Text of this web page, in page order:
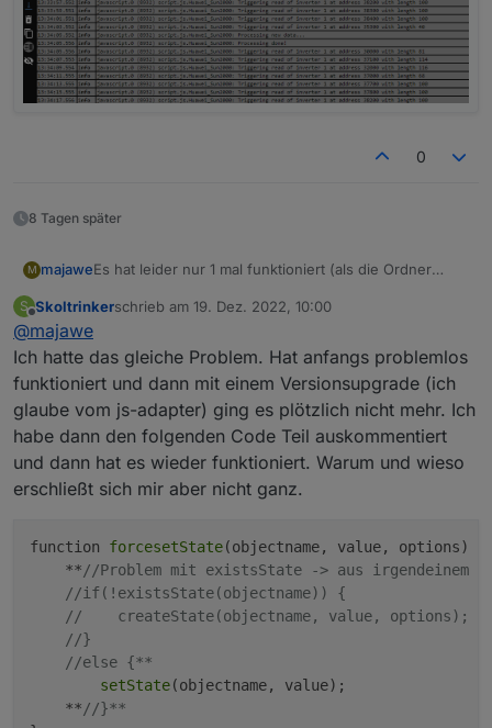
0
8 Tagen später
M majaweEs hat leider nur 1 mal funktioniert (als die Ordner
Sie aber nicht unter Objekte, jemand eine Idee?
S
Offline
Skoltrinkerschrieb am 19. Dez. 2022, 10:00
zuletzt editiert von
@majawe
Ich hatte das gleiche Problem. Hat anfangs problemlos
funktioniert und dann mit einem Versionsupgrade (ich
glaube vom js-adapter) ging es plötzlich nicht mehr. Ich
habe dann den folgenden Code Teil auskommentiert
und dann hat es wieder funktioniert. Warum und wieso
erschließt sich mir aber nicht ganz.
function forcesetState(objectname, value, options) {
    **
//Problem mit existsState -> aus irgendeinem
//if(!existsState(objectname)) {
//    createState(objectname, value,
//}
//else {**
setState(objectname, value);
    **
//}**